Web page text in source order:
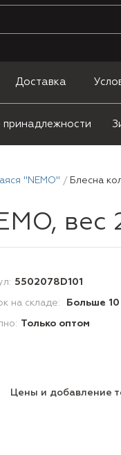
Доставка
принадлежности
"NEMO" Блесна
вес
5502078D101
на складе: Больше 10
Только оптом
Цены и добавление